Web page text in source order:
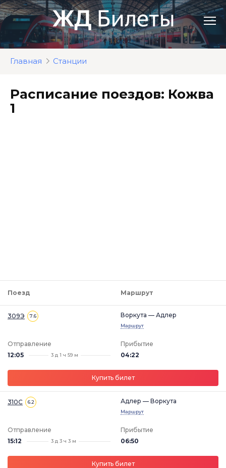
Перейти
к
контенту
Главная Станции
Расписание поездов: Кожва
1
Поезд Маршрут
309Э 7.6 Воркута — Адлер
Маршрут
Отправление
12:05
3 д 1 ч 59 м
Прибытие
04:22
Купить билет
310С 6.2 Адлер — Воркута
Маршрут
Отправление
15:12
3 д 3 ч 3 м
Прибытие
06:50
Купить билет